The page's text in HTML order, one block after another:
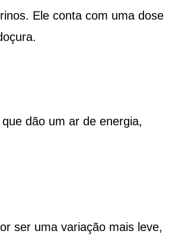
Ele conta com uma dose
dão um ar de energia,
ser uma variação mais leve,